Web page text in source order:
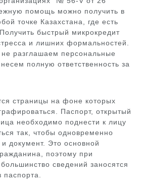
помощь можно получить в
точке Казахстана, где есть
быстрый микрокредит
и лишних формальностей.
разглашаем персональные
полную ответственность за
страницы на фоне которых
Паспорт, открытый
необходимо поднести к лицу
так, чтобы одновременно
документ. Это основной
поэтому при
сведений заносятся